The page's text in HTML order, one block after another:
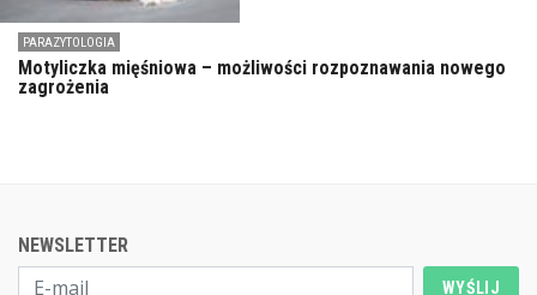
PARAZYTOLOGIA
Motyliczka mięśniowa – możliwości rozpoznawania nowego
zagrożenia
NEWSLETTER
WYŚLIJ